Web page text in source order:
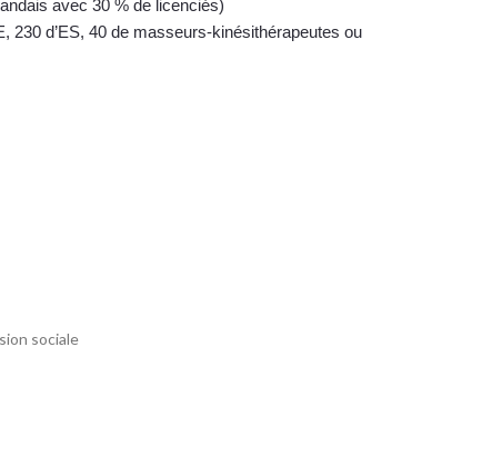
avec 30 % de licenciés)
230 d’ES, 40 de masseurs-kinésithérapeutes ou
sociale